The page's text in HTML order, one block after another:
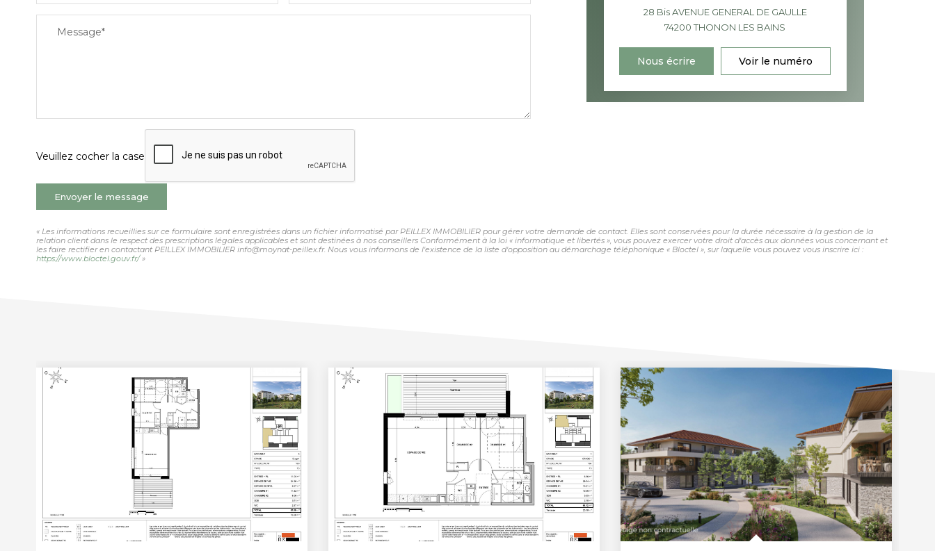
Message*
Veuillez cocher la case
Envoyer le message
28 Bis AVENUE GENERAL DE GAULLE
74200THONON LES BAINS
Nous écrire Voir le numéro
« Les informations recueillies sur ce formulaire sont enregistrées dans un fichier informatisé par PEILLEX IMMOBILIER pour gérer votre demande de contact. Elles sont conservées pour la durée nécessaire à la gestion de la
relation client dans le respect des prescriptions légales applicables et sont destinées à nos conseillers Conformément à la loi « informatique et libertés », vous pouvez exercer votre droit d'accès aux données vous concernant et
les faire rectifier en contactant PEILLEX IMMOBILIER info@moynat-peillex.fr. Nous vous informons de l'existence de la liste d'opposition au démarchage téléphonique « Bloctel », sur laquelle vous pouvez vous inscrire ici :
https://www.bloctel.gouv.fr/»